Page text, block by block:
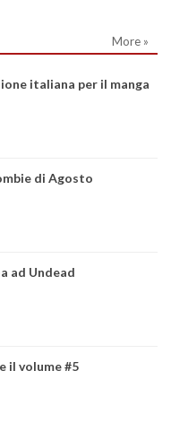
More »
italiana per il manga
di Agosto
ad Undead
il volume #5